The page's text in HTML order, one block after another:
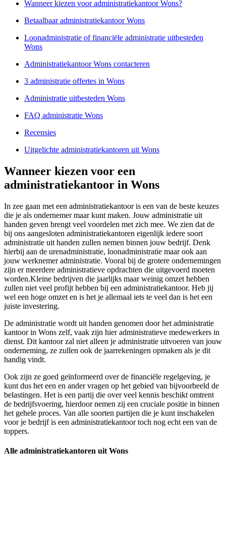
Wanneer kiezen voor administratiekantoor Wons?
Betaalbaar administratiekantoor Wons
Loonadministratie of financiële administratie uitbesteden
Wons
Administratiekantoor Wons contacteren
3 administratie offertes in Wons
Administratie uitbesteden Wons
FAQ administratie Wons
Recensies
Uitgelichte administratiekantoren uit Wons
Wanneer kiezen voor een
administratiekantoor in Wons
In zee gaan met een administratiekantoor is een van de beste keuzes
die je als ondernemer maar kunt maken. Jouw administratie uit
handen geven brengt veel voordelen met zich mee. We zien dat de
bij ons aangesloten administratiekantoren eigenlijk iedere soort
administratie uit handen zullen nemen binnen jouw bedrijf. Denk
hierbij aan de urenadministratie, loonadministratie maar ook aan
jouw werknemer administratie. Vooral bij de grotere ondernemingen
zijn er meerdere administratieve opdrachten die uitgevoerd moeten
worden.Kleine bedrijven die jaarlijks maar weinig omzet hebben
zullen niet veel profijt hebben bij een administratiekantoor. Heb jij
wel een hoge omzet en is het je allemaal iets te veel dan is het een
juiste investering.
De administratie wordt uit handen genomen door het administratie
kantoor in Wons zelf, vaak zijn hier administratieve medewerkers in
dienst. Dit kantoor zal niet alleen je administratie uitvoeren van jouw
onderneming, ze zullen ook de jaarrekeningen opmaken als je dit
handig vindt.
Ook zijn ze goed geïnformeerd over de financiële regelgeving, je
kunt dus het een en ander vragen op het gebied van bijvoorbeeld de
belastingen. Het is een partij die over veel kennis beschikt omtrent
de bedrijfsvoering, hierdoor nemen zij een cruciale positie in binnen
het gehele proces. Van alle soorten partijen die je kunt inschakelen
voor je bedrijf is een administratiekantoor toch nog echt een van de
toppers.
Alle administratiekantoren uit Wons